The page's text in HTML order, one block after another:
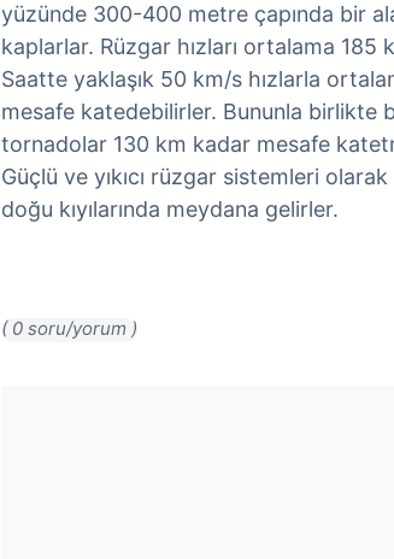
yüzünde 300-400 metre çapında bir
kaplarlar. Rüzgar hızları ortalama 185
Saatte yaklaşık 50 km/s hızlarla
mesafe katedebilirler. Bununla birlikte
tornadolar 130 km kadar mesafe
Güçlü ve yıkıcı rüzgar sistemleri
doğu kıyılarında meydana gelirler.
( 0 soru/yorum )